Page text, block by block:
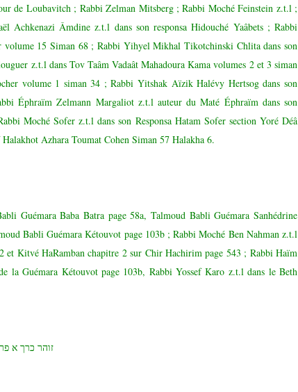
de Loubavitch ; Rabbi Zelman Mitsberg ; Rabbi Moché Feinstein z.t.l ;
Achkenazi Âmdine z.t.l dans son responsa Hidouché Yaâbets ; Rabbi
volume 15 Siman 68 ; Rabbi Yihyel Mikhal Tikotchinski Chlita dans son
z.t.l dans Tov Taâm Vadaât Mahadoura Kama volumes 2 et 3 siman
volume 1 siman 34 ; Rabbi Yitshak Aïzik Halévy Hertsog dans son
Éphraïm Zelmann Margaliot z.t.l auteur du Maté Éphraïm dans son
Moché Sofer z.t.l dans son Responsa Hatam Sofer section Yoré Déâ
Azhara Toumat Cohen Siman 57 Halakha 6.
Guémara Baba Batra page 58a, Talmoud Babli Guémara Sanhédrine
Babli Guémara Kétouvot page 103b ; Rabbi Moché Ben Nahman z.t.l
et Kitvé HaRamban chapitre 2 sur Chir Hachirim page 543 ; Rabbi Haïm
la Guémara Kétouvot page 103b, Rabbi Yossef Karo z.t.l dans le Beth
זוהר כרך א